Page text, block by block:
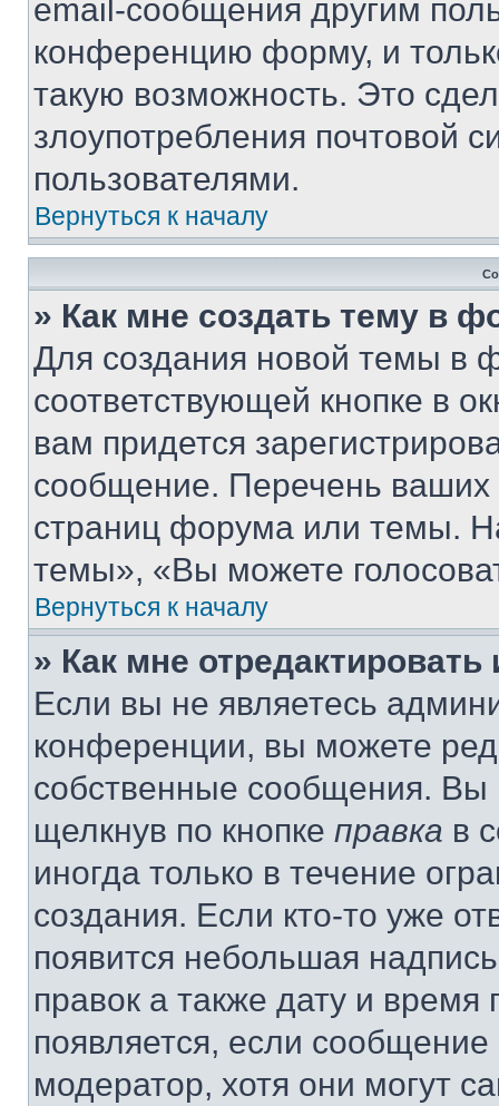
email-сообщения другим
конференцию форму, и
такую возможность. Это
злоупотребления почтовой
пользователями.
Вернуться к началу
» Как мне создать тему в
Для создания новой темы в
соответствующей кнопке в
вам придется
сообщение. Перечень ваших
страниц форума или темы.
темы», «Вы можете
Вернуться к началу
» Как мне
Если вы не являетесь
конференции, вы можете
собственные сообщения. Вы
щелкнув по кнопке правка в
иногда только в течение
создания. Если кто-то уже
появится небольшая
правок а также дату и
появляется, если
модератор, хотя они могут